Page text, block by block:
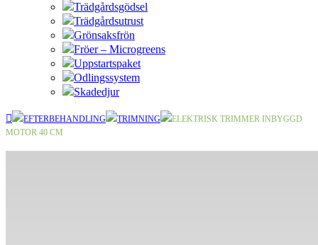
Trädgårdsgödsel
Trädgårdsutrust
Grönsaksfrön
Fröer – Microgreens
Uppstartspaket
Odlingssystem
Skadedjur
EFTERBEHANDLING TRIMNING
ELEKTRISK TRIMMER INBYGGD
MOTOR 40 CM